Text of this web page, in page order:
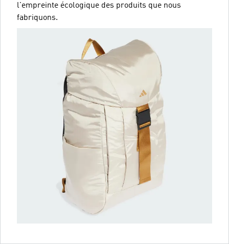
l'empreinte écologique des produits que nous
fabriquons.